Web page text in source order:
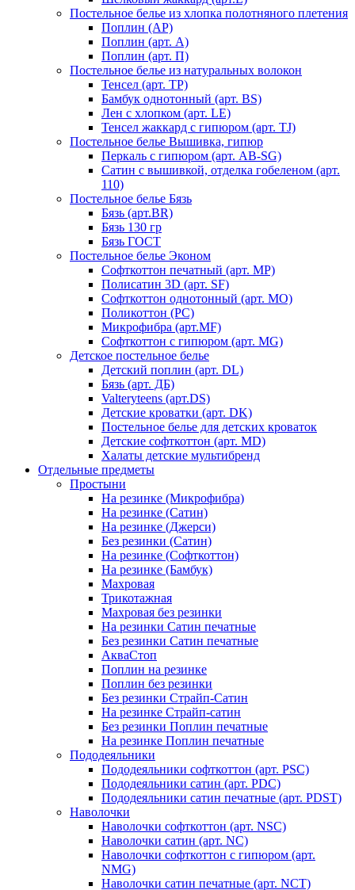
Постельное белье из хлопка полотняного плетения
Поплин (AP)
Поплин (арт. А)
Поплин (арт. П)
Постельное белье из натуральных волокон
Тенсел (арт. ТР)
Бамбук однотонный (арт. BS)
Лен с хлопком (арт. LE)
Тенсел жаккард с гипюром (арт. TJ)
Постельное белье Вышивка, гипюр
Перкаль с гипюром (арт. AB-SG)
Сатин с вышивкой, отделка гобеленом (арт.
110)
Постельное белье Бязь
Бязь (арт.BR)
Бязь 130 гр
Бязь ГОСТ
Постельное белье Эконом
Софткоттон печатный (арт. MР)
Полисатин 3D (арт. SF)
Софткоттон однотонный (арт. MO)
Поликоттон (PC)
Микрофибра (арт.MF)
Софткоттон с гипюром (арт. MG)
Детское постельное белье
Детский поплин (арт. DL)
Бязь (арт. ДБ)
Valteryteens (арт.DS)
Детские кроватки (арт. DK)
Постельное белье для детских кроваток
Детские софткоттон (арт. MD)
Халаты детские мультибренд
Отдельные предметы
Простыни
На резинке (Микрофибра)
На резинке (Сатин)
На резинке (Джерси)
Без резинки (Сатин)
На резинке (Софткоттон)
На резинке (Бамбук)
Махровая
Трикотажная
Махровая без резинки
На резинки Сатин печатные
Без резинки Сатин печатные
АкваСтоп
Поплин на резинке
Поплин без резинки
Без резинки Страйп-Сатин
На резинке Страйп-сатин
Без резинки Поплин печатные
На резинке Поплин печатные
Пододеяльники
Пододеяльники софткоттон (арт. PSC)
Пододеяльники сатин (арт. PDC)
Пододеяльники сатин печатные (арт. PDST)
Наволочки
Наволочки софткоттон (арт. NSC)
Наволочки сатин (арт. NC)
Наволочки софткоттон с гипюром (арт.
NMG)
Наволочки сатин печатные (арт. NCT)